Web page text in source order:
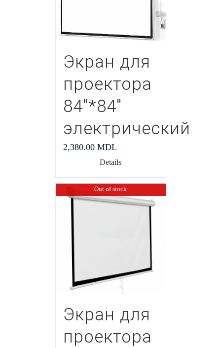
Экран для
проектора
84″*84″
электрический
2,380.00 MDL
Details
Out of stock
Экран для
проектора